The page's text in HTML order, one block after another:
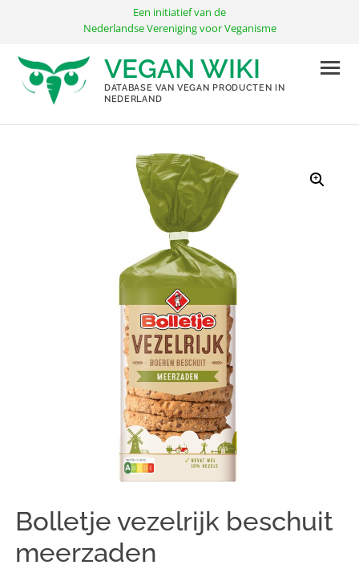
inhoud
Een initiatief van de
Nederlandse Vereniging voor Veganisme
VEGAN WIKI
DATABASE VAN VEGAN PRODUCTEN IN
NEDERLAND
Bolletje vezelrijk beschuit
meerzaden